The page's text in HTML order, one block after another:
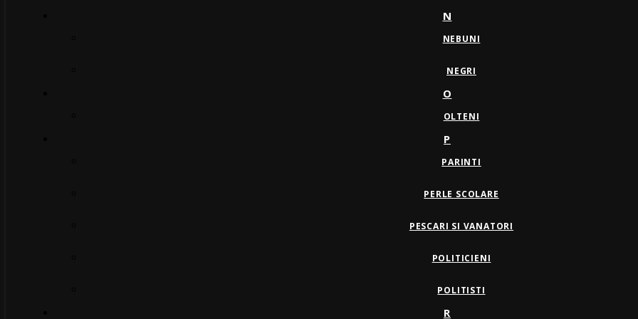
N
NEBUNI
NEGRI
O
OLTENI
P
PARINTI
PERLE SCOLARE
PESCARI SI VANATORI
POLITICIENI
POLITISTI
R